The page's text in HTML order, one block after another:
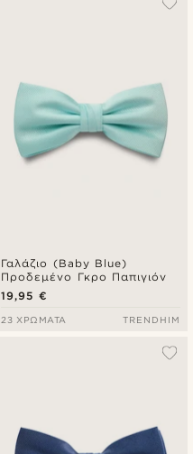
Γαλάζιο (Baby Blue)
Προδεμένο Γκρο Παπιγιόν
19,95 €
23 ΧΡΏΜΑΤΑ TRENDHIM